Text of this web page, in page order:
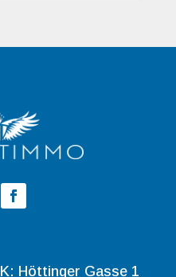
Höttinger Gasse 1